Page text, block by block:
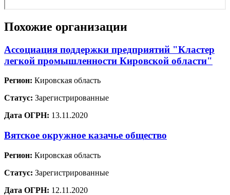
Похожие организации
Ассоциация поддержки предприятий "Кластер
легкой промышленности Кировской области"
Регион: Кировская область
Статус: Зарегистрированные
Дата ОГРН: 13.11.2020
Вятское окружное казачье общество
Регион: Кировская область
Статус: Зарегистрированные
Дата ОГРН: 12.11.2020